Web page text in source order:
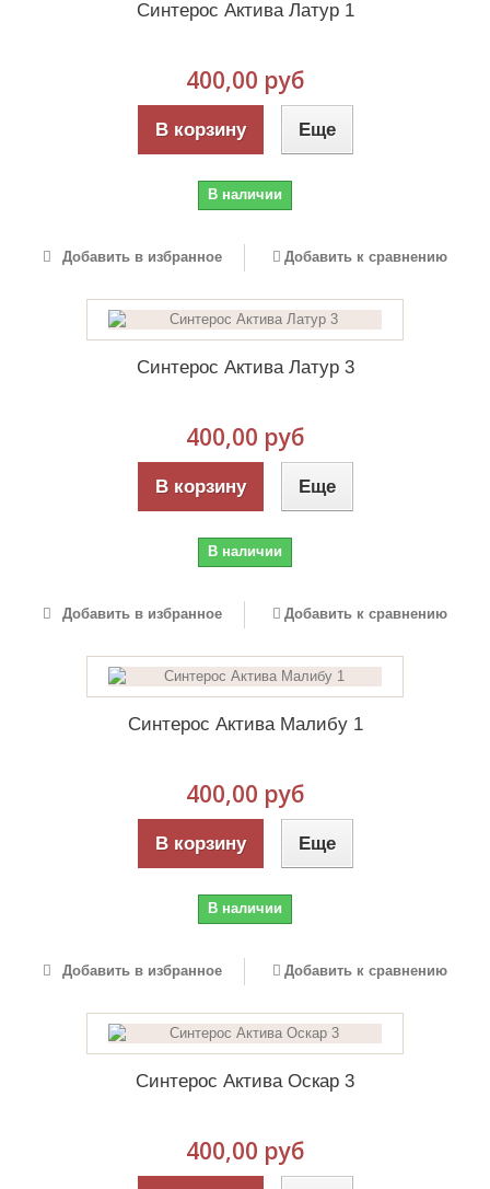
Синтерос Актива Латур 1
400,00 руб
В корзину Еще
В наличии
Добавить в избранное Добавить к сравнению
Синтерос Актива Латур 3
400,00 руб
В корзину Еще
В наличии
Добавить в избранное Добавить к сравнению
Синтерос Актива Малибу 1
400,00 руб
В корзину Еще
В наличии
Добавить в избранное Добавить к сравнению
Синтерос Актива Оскар 3
400,00 руб